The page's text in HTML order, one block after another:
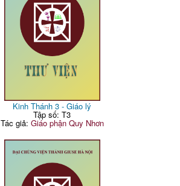
Kinh Thánh 3 - Giáo lý
Tập số: T3
Tác giả: Giáo phận Quy Nhơn